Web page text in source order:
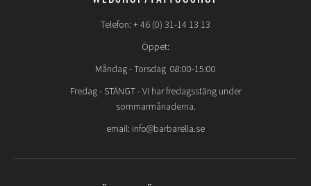
Telefon: + 46 (0) 31-14 13 13
Öppet:
Måndag - Torsdag 08:00-15:00
Fredag - STÄNGT- Vi har fredagsstäng under
sommarmånaderna.
email: info@barbarella.se